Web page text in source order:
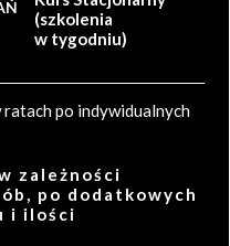
(szkolenia
w tygodniu)
ratach po indywidualnych
zależności
po dodatkowych
i ilości